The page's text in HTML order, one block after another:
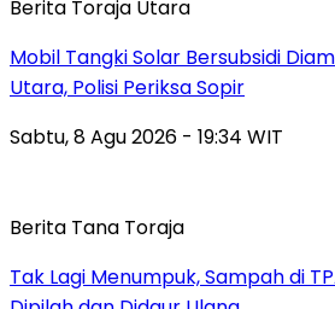
Berita Toraja Utara
Mobil Tangki Solar Bersubsidi
Utara, Polisi Periksa Sopir
Sabtu, 8 Agu 2026 - 19:34 WIT
Berita Tana Toraja
Tak Lagi Menumpuk, Sampah di